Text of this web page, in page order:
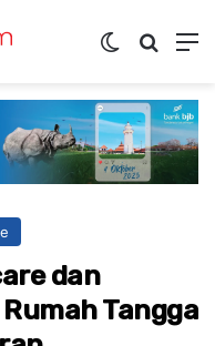
Switch skin
dan
Tangga